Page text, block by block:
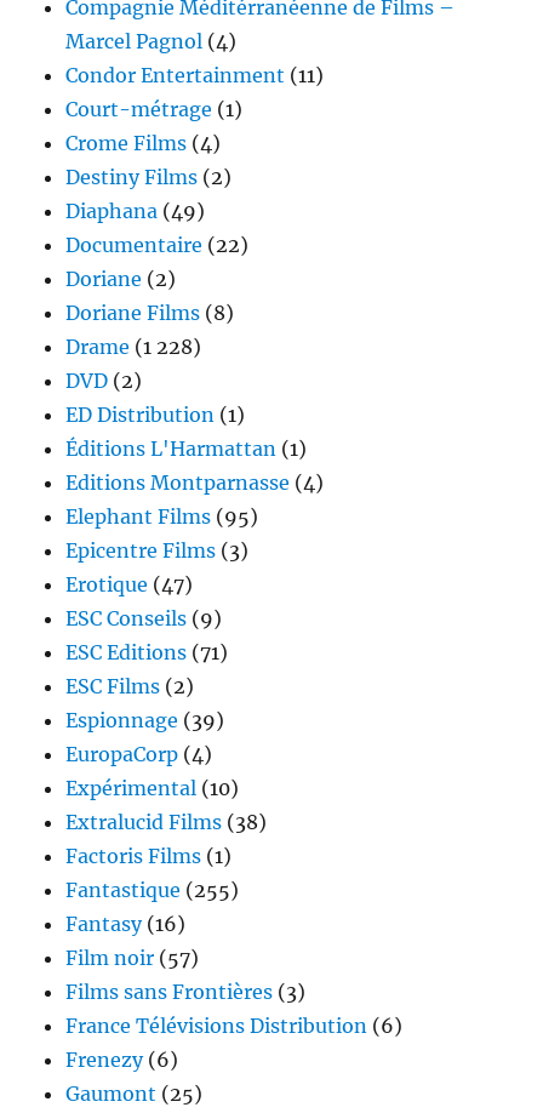
Compagnie Méditérranéenne de Films –
Marcel Pagnol (4)
Condor Entertainment (11)
Court-métrage (1)
Crome Films (4)
Destiny Films (2)
Diaphana (49)
Documentaire (22)
Doriane (2)
Doriane Films (8)
Drame (1 228)
DVD (2)
ED Distribution (1)
Éditions L'Harmattan (1)
Editions Montparnasse (4)
Elephant Films (95)
Epicentre Films (3)
Erotique (47)
ESC Conseils (9)
ESC Editions (71)
ESC Films (2)
Espionnage (39)
EuropaCorp (4)
Expérimental (10)
Extralucid Films (38)
Factoris Films (1)
Fantastique (255)
Fantasy(16)
Film noir (57)
Films sans Frontières (3)
France Télévisions Distribution (6)
Frenezy(6)
Gaumont (25)